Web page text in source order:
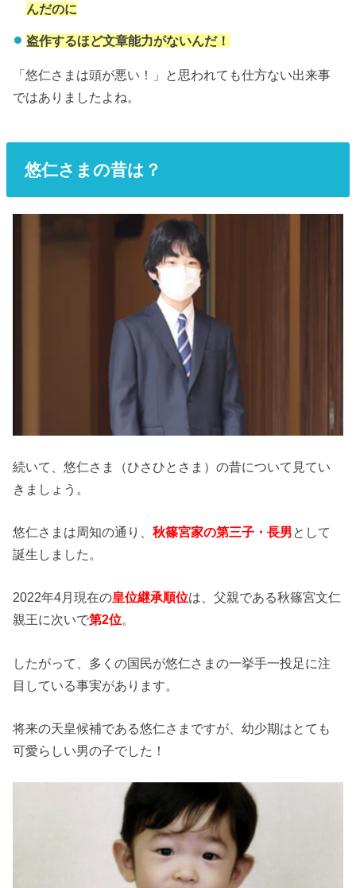
んだのに
盗作するほど文章能力がないんだ！
「悠仁さまは頭が悪い！」と思われても仕方ない出来事
ではありましたよね。
悠仁さまの昔は？
続いて、悠仁さま（ひさひとさま）の昔について見てい
きましょう。
悠仁さまは周知の通り、秋篠宮家の第三子・長男として
誕生しました。
2022年4月現在の皇位継承順位は、父親である秋篠宮文仁
親王に次いで第2位。
したがって、多くの国民が悠仁さまの一挙手一投足に注
目している事実があります。
将来の天皇候補である悠仁さまですが、幼少期はとても
可愛らしい男の子でした！